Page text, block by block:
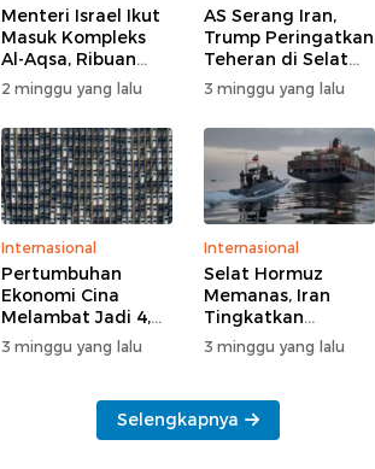
Menteri Israel Ikut
Masuk Kompleks
Al-Aqsa, Ribuan
Massa Yahudi Gelar
Ritual di Tengah
Pengamanan Polisi
2 minggu yang lalu
AS Serang Iran,
Trump Peringatkan
Teheran di Selat
Hormuz
3 minggu yang lalu
Internasional
Pertumbuhan
Ekonomi Cina
Melambat Jadi 4,3
Persen
3 minggu yang lalu
Internasional
Selat Hormuz
Memanas, Iran
Tingkatkan
Tekanan ke AS
3 minggu yang lalu
Selengkapnya